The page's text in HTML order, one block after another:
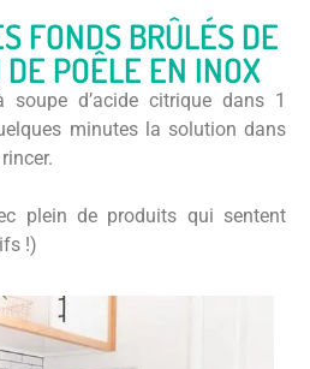
FONDS BRÛLÉS DE
POÊLE EN INOX
soupe d’acide citrique dans 1
minutes la solution dans
plein de produits qui sentent
!)